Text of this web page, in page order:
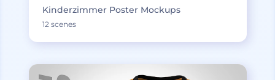
Kinderzimmer Poster Mockups
12 scenes